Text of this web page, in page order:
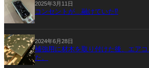
2025年3月11日
コンセントが…融けていた⁉
2024年6月28日
補強用に材木を取り付けた後、エア
た。